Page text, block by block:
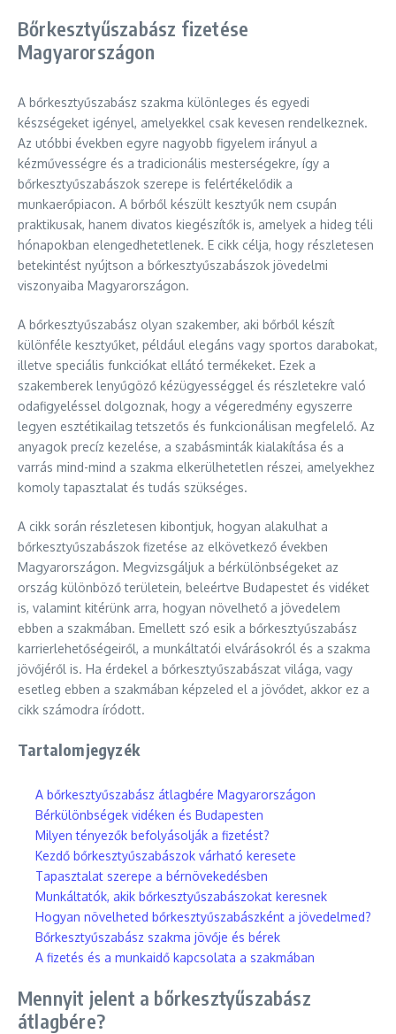
Bőrkesztyűszabász fizetése
Magyarországon
A bőrkesztyűszabász szakma különleges és egyedi
készségeket igényel, amelyekkel csak kevesen rendelkeznek.
Az utóbbi években egyre nagyobb figyelem irányul a
kézművességre és a tradicionális mesterségekre, így a
bőrkesztyűszabászok szerepe is felértékelődik a
munkaerőpiacon. A bőrből készült kesztyűk nem csupán
praktikusak, hanem divatos kiegészítők is, amelyek a hideg téli
hónapokban elengedhetetlenek. E cikk célja, hogy részletesen
betekintést nyújtson a bőrkesztyűszabászok jövedelmi
viszonyaiba Magyarországon.
A bőrkesztyűszabász olyan szakember, aki bőrből készít
különféle kesztyűket, például elegáns vagy sportos darabokat,
illetve speciális funkciókat ellátó termékeket. Ezek a
szakemberek lenyűgöző kézügyességgel és részletekre való
odafigyeléssel dolgoznak, hogy a végeredmény egyszerre
legyen esztétikailag tetszetős és funkcionálisan megfelelő. Az
anyagok precíz kezelése, a szabásminták kialakítása és a
varrás mind-mind a szakma elkerülhetetlen részei, amelyekhez
komoly tapasztalat és tudás szükséges.
A cikk során részletesen kibontjuk, hogyan alakulhat a
bőrkesztyűszabászok fizetése az elkövetkező években
Magyarországon. Megvizsgáljuk a bérkülönbségeket az
ország különböző területein, beleértve Budapestet és vidéket
is, valamint kitérünk arra, hogyan növelhető a jövedelem
ebben a szakmában. Emellett szó esik a bőrkesztyűszabász
karrierlehetőségeiről, a munkáltatói elvárásokról és a szakma
jövőjéről is. Ha érdekel a bőrkesztyűszabászat világa, vagy
esetleg ebben a szakmában képzeled el a jövődet, akkor ez a
cikk számodra íródott.
Tartalomjegyzék
A bőrkesztyűszabász átlagbére Magyarországon
Bérkülönbségek vidéken és Budapesten
Milyen tényezők befolyásolják a fizetést?
Kezdő bőrkesztyűszabászok várható keresete
Tapasztalat szerepe a bérnövekedésben
Munkáltatók, akik bőrkesztyűszabászokat keresnek
Hogyan növelheted bőrkesztyűszabászként a jövedelmed?
Bőrkesztyűszabász szakma jövője és bérek
A fizetés és a munkaidő kapcsolata a szakmában
Mennyit jelent a bőrkesztyűszabász
átlagbére?